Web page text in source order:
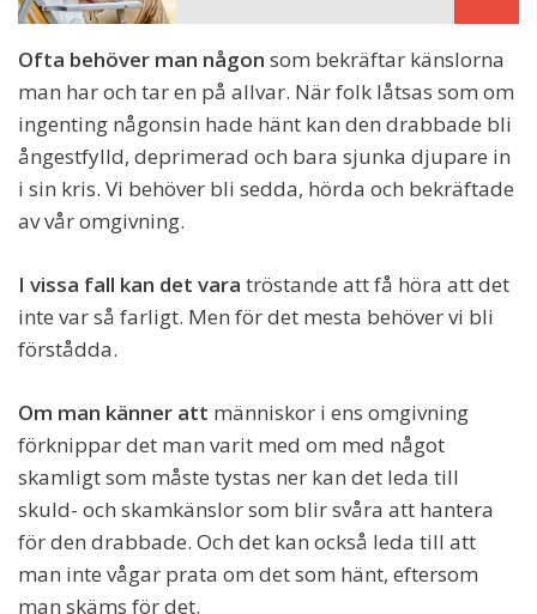
Ofta behöver man någon som bekräftar känslorna
man har och tar en på allvar. När folk låtsas som om
ingenting någonsin hade hänt kan den drabbade bli
ångestfylld, deprimerad och bara sjunka djupare in
i sin kris. Vi behöver bli sedda, hörda och bekräftade
av vår omgivning.
I vissa fall kan det vara tröstande att få höra att det
inte var så farligt. Men för det mesta behöver vi bli
förstådda.
Om man känner att människor i ens omgivning
förknippar det man varit med om med något
skamligt som måste tystas ner kan det leda till
skuld- och skamkänslor som blir svåra att hantera
för den drabbade. Och det kan också leda till att
man inte vågar prata om det som hänt, eftersom
man skäms för det.